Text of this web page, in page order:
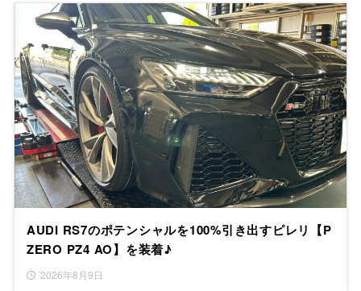
AUDI RS7のポテンシャルを100%引き出すピレリ【P
ZERO PZ4 AO】を装着♪
2026年8月9日